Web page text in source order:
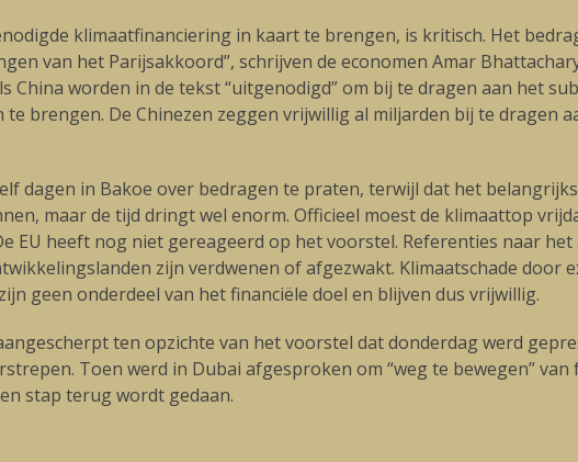
klimaatfinanciering in kaart te brengen, is kritisch. Het
van het Parijsakkoord”, schrijven de economen Amar
worden in de tekst “uitgenodigd” om bij te dragen aan het
brengen. De Chinezen zeggen vrijwillig al miljarden bij te dragen
dagen in Bakoe over bedragen te praten, terwijl dat het
maar de tijd dringt wel enorm. Officieel moest de klimaattop
EU heeft nog niet gereageerd op het voorstel. Referenties naar
zijn verdwenen of afgezwakt. Klimaatschade door
geen onderdeel van het financiële doel en blijven dus vrijwillig.
ten opzichte van het voorstel dat donderdag werd
Toen werd in Dubai afgesproken om “weg te bewegen” van
stap terug wordt gedaan.